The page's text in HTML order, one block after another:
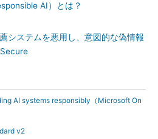
AI）とは？
システムを悪用し、意図的な偽情報
AI systems responsibly（Microsoft On
v2